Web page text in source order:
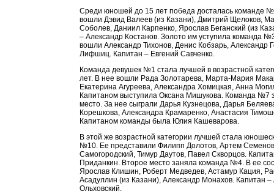
Среди юношей до 15 лет победа досталась команде
вошли Дэвид Валеев (из Казани), Дмитрий Щелоков,
Соболев, Даниил Карпенко, Ярослав Беганский (из
– Александр Костанов. Золото им уступила команда
вошли Александр Тихонов, Денис Кобзарь, Александр
Лифшиц. Капитан – Евгений Савченко.
Команда девушек №1 стала лучшей в возрастной
лет. В нее вошли Рада Золотарева, Марта-Мария
Екатерина Агуреева, Александра Хомицкая, Анна
Капитаном выступила Оксана Мишукова. Команда №7
место. За нее сыграли Дарья Кузнецова, Дарья
Корешкова, Александра Крамаренко, Анастасия
Капитаном команды была Юлия Кашеварова.
В этой же возрастной категории лучшей стала
№10. Ее представили Филипп Долотов, Артем
Самогородский, Тимур Даутов, Павел Скворцов.
Приданкин. Второе место заняла команда №4. В ее
Ярослав Клишин, Роберт Медведев, Астамур Кация,
Асадуллин (из Казани), Александр Монахов. Капитан
Ольховский.